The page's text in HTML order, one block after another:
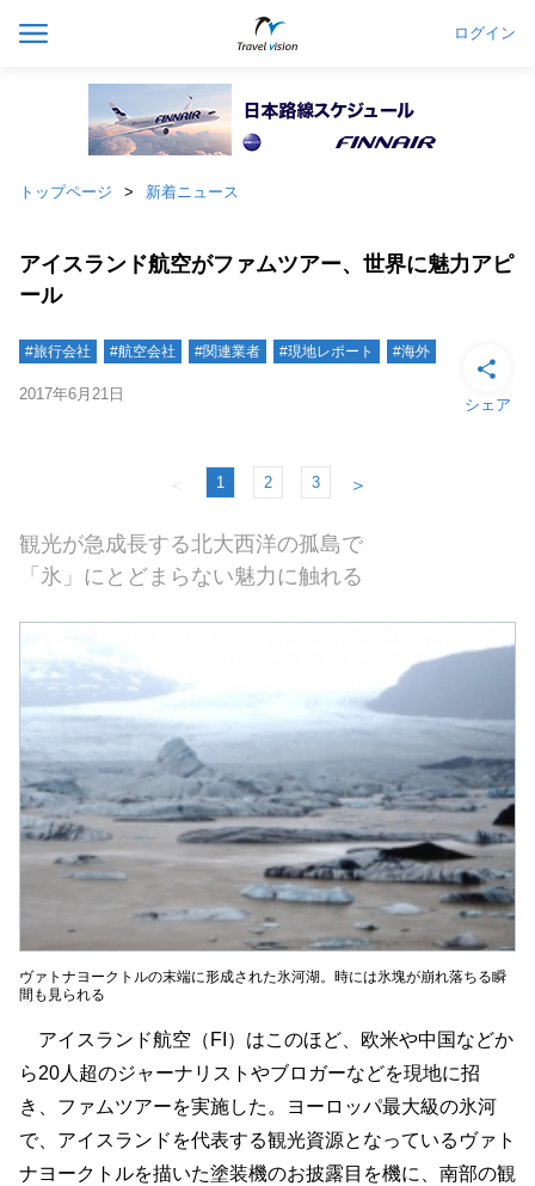
ログイン
トップページ 新着ニュース
アイスランド航空がファムツアー、世界に魅力アピ
ール
#旅行会社 #航空会社 #関連業者 #現地レポート #海外
2017年6月21日
シェア
＜ 1 2 3 ＞
観光が急成長する北大西洋の孤島で
「氷」にとどまらない魅力に触れる
ヴァトナヨークトルの末端に形成された氷河湖。時には氷塊が崩れ落ちる瞬
間も見られる
アイスランド航空（FI）はこのほど、欧米や中国などか
ら20人超のジャーナリストやブロガーなどを現地に招
き、ファムツアーを実施した。ヨーロッパ最大級の氷河
で、アイスランドを代表する観光資源となっているヴァト
ナヨークトルを描いた塗装機のお披露目を機に、南部の観